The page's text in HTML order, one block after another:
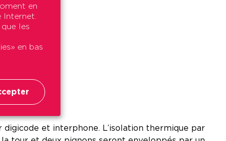
;
digicode et interphone. L’isolation thermique par
en
les
en bas